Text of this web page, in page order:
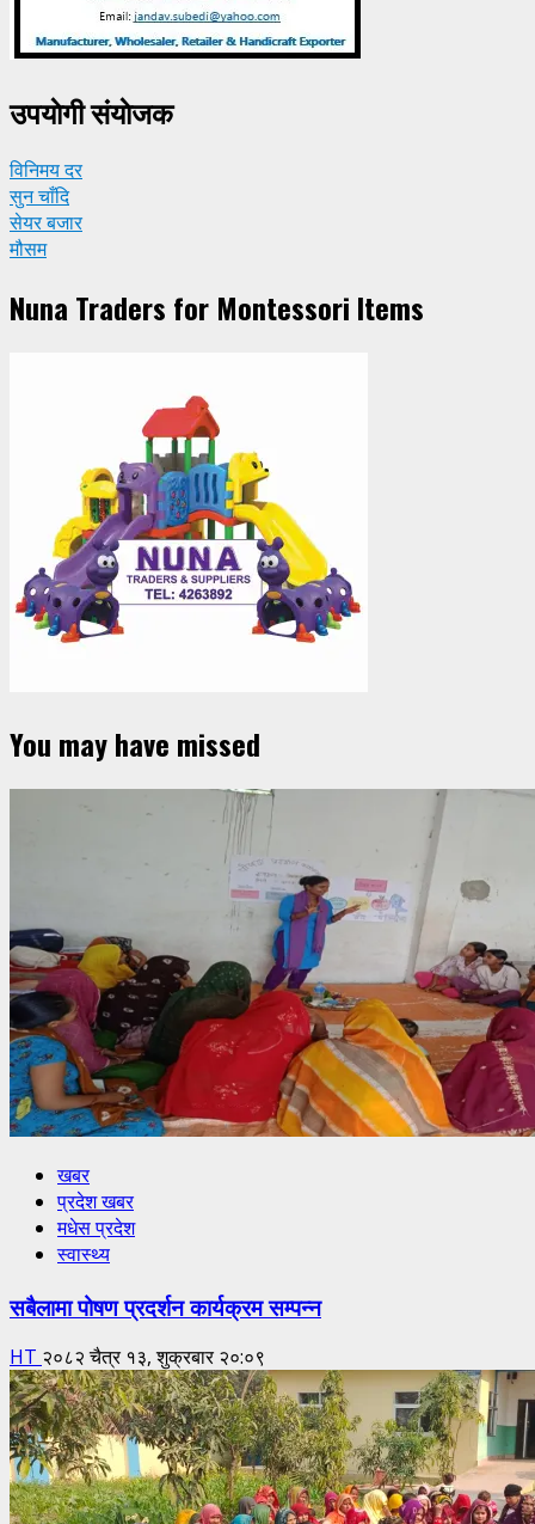
उपयाेगी संयाेजक
विनिमय दर
सुन चाँदि
सेयर बजार
मौसम
Nuna Traders for Montessori Items
You may have missed
खबर
प्रदेश खबर
मधेस प्रदेश
स्वास्थ्य
सबैलामा पोषण प्रदर्शन कार्यक्रम सम्पन्न
HT २०८२ चैत्र १३, शुक्रबार २०:०९